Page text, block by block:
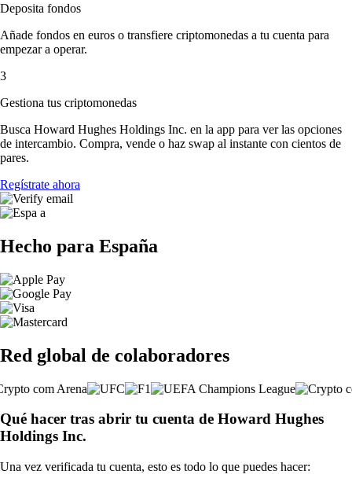
Deposita fondos
Añade fondos en euros o transfiere criptomonedas a tu cuenta para
empezar a operar.
3
Gestiona tus criptomonedas
Busca Howard Hughes Holdings Inc. en la app para ver las opciones
de intercambio. Compra, vende o haz swap al instante con cientos de
pares.
Regístrate ahora
Hecho para España
Red global de colaboradores
Qué hacer tras abrir tu cuenta de Howard Hughes
Holdings Inc.
Una vez verificada tu cuenta, esto es todo lo que puedes hacer: